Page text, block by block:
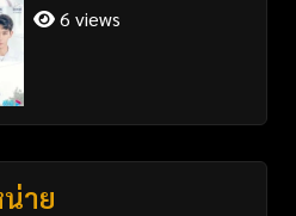
6 views
าย